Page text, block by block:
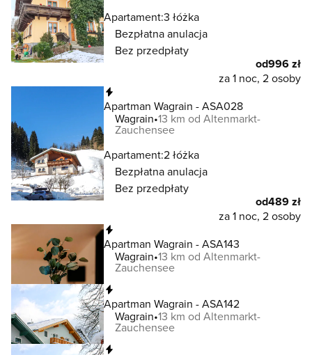
Apartament:3 łóżka
Bezpłatna anulacja
Bez przedpłaty
od996 zł
za 1 noc, 2 osoby
Apartman Wagrain - ASA028
Wagrain 13 km od Altenmarkt-
Zauchensee
Apartament:2 łóżka
Bezpłatna anulacja
Bez przedpłaty
od489 zł
za 1 noc, 2 osoby
Apartman Wagrain - ASA143
Wagrain 13 km od Altenmarkt-
Zauchensee
Apartman Wagrain - ASA142
Wagrain 13 km od Altenmarkt-
Zauchensee